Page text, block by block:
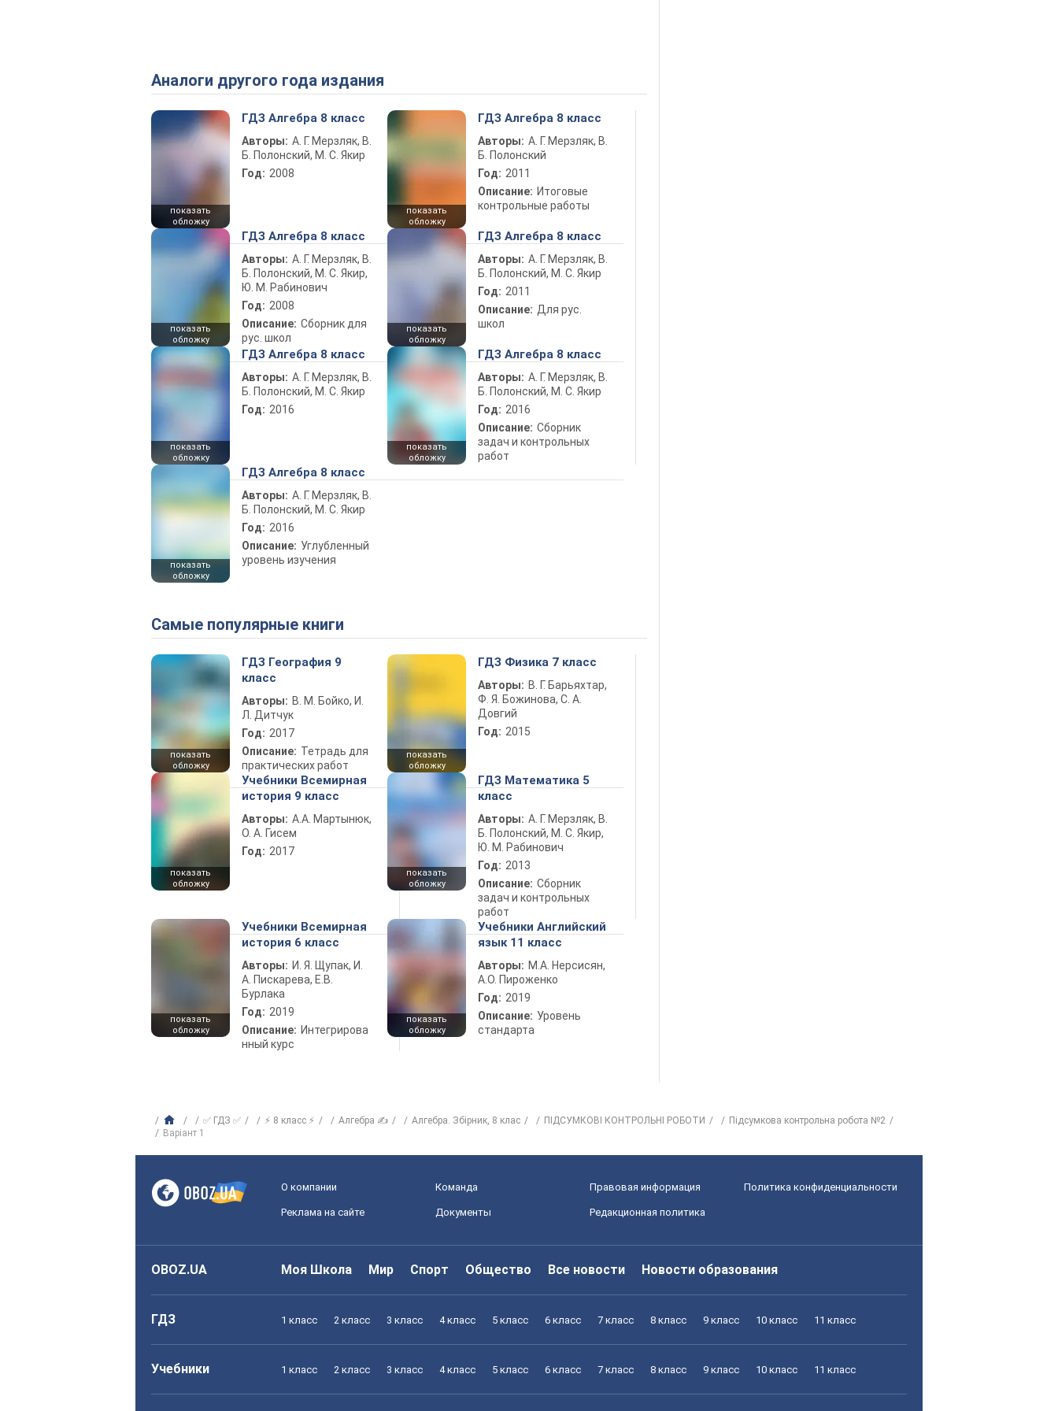
Аналоги другого года издания
показать
обложку
ГДЗ Алгебра 8 класс
Авторы: А. Г. Мерзляк, В.
Б. Полонский, М. С. Якир
Год: 2008
показать
обложку
ГДЗ Алгебра 8 класс
Авторы: А. Г. Мерзляк, В.
Б. Полонский
Год: 2011
Описание: Итоговые
контрольные работы
показать
обложку
ГДЗ Алгебра 8 класс
Авторы: А. Г. Мерзляк, В.
Б. Полонский, М. С. Якир,
Ю. М. Рабинович
Год: 2008
Описание: Сборник для
рус. школ
показать
обложку
ГДЗ Алгебра 8 класс
Авторы: А. Г. Мерзляк, В.
Б. Полонский, М. С. Якир
Год: 2011
Описание: Для рус.
школ
показать
обложку
ГДЗ Алгебра 8 класс
Авторы: А. Г. Мерзляк, В.
Б. Полонский, М. С. Якир
Год: 2016
показать
обложку
ГДЗ Алгебра 8 класс
Авторы: А. Г. Мерзляк, В.
Б. Полонский, М. С. Якир
Год: 2016
Описание: Сборник
задач и контрольных
работ
показать
обложку
ГДЗ Алгебра 8 класс
Авторы: А. Г. Мерзляк, В.
Б. Полонский, М. С. Якир
Год: 2016
Описание: Углубленный
уровень изучения
Самые популярные книги
показать
обложку
ГДЗ География 9
класс
Авторы: В. М. Бойко, И.
Л. Дитчук
Год: 2017
Описание: Тетрадь для
практических работ
показать
обложку
ГДЗ Физика 7 класс
Авторы: В. Г. Барьяхтар,
Ф. Я. Божинова, С. А.
Довгий
Год: 2015
показать
обложку
Учебники Всемирная
история 9 класс
Авторы: А.А. Мартынюк,
О. А. Гисем
Год: 2017
показать
обложку
ГДЗ Математика 5
класс
Авторы: А. Г. Мерзляк, В.
Б. Полонский, М. С. Якир,
Ю. М. Рабинович
Год: 2013
Описание: Сборник
задач и контрольных
работ
показать
обложку
Учебники Всемирная
история 6 класс
Авторы: И. Я. Щупак, И.
А. Пискарева, Е.В.
Бурлака
Год: 2019
Описание: Интегрирова
нный курс
показать
обложку
Учебники Английский
язык 11 класс
Авторы: М.А. Нерсисян,
А.О. Пироженко
Год: 2019
Описание: Уровень
стандарта
✅ ГДЗ ✅ ⚡ 8 класс ⚡ Алгебра ✍ Алгебра. Збірник, 8 клас ПІДСУМКОВІ КОНТРОЛЬНІ РОБОТИ
Підсумкова контрольна робота №2
Варіант 1
О компании Команда Правовая информация Политика конфиденциальности
Реклама на сайте Документы Редакционная политика
OBOZ.UA Моя Школа Мир Спорт Общество Все новости Новости образования
ГДЗ 1 класс 2 класс 3 класс 4 класс 5 класс 6 класс 7 класс 8 класс 9 класс 10 класс 11 класс
Учебники 1 класс 2 класс 3 класс 4 класс 5 класс 6 класс 7 класс 8 класс 9 класс 10 класс 11 класс